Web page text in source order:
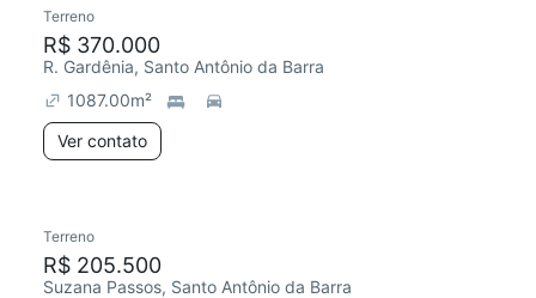
Terreno
R$ 370.000
R. Gardênia, Santo Antônio da Barra
1087.00m²
Ver contato
Terreno
R$ 205.500
Suzana Passos, Santo Antônio da Barra